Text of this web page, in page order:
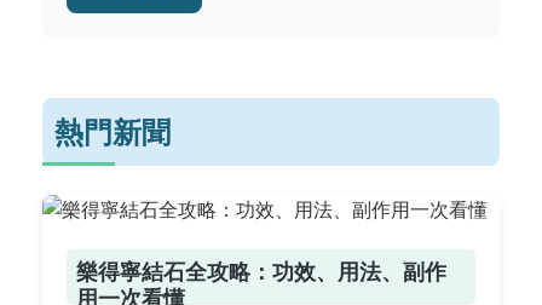
熱門新聞
樂得寧結石全攻略：功效、用法、副作
用一次看懂